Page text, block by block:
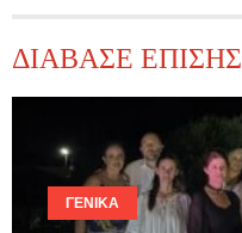
ΔΙΑΒΑΣΕ ΕΠΙΣΗΣ
ΓΕΝΙΚΆ